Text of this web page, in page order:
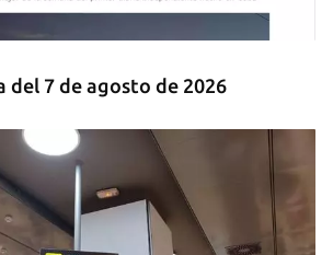
del 7 de agosto de 2026